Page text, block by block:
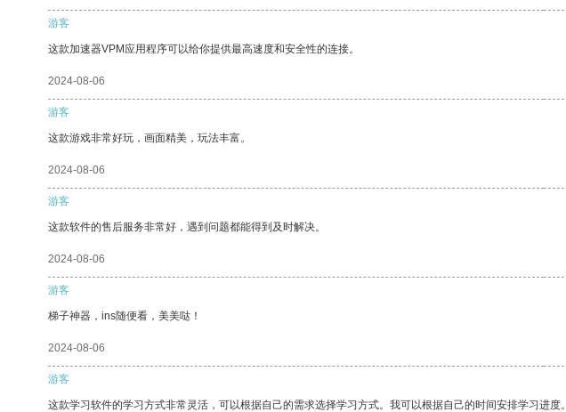
游客
这款加速器VPM应用程序可以给你提供最高速度和安全性的连接。
2024-08-06
游客
这款游戏非常好玩，画面精美，玩法丰富。
2024-08-06
游客
这款软件的售后服务非常好，遇到问题都能得到及时解决。
2024-08-06
游客
梯子神器，ins随便看，美美哒！
2024-08-06
游客
这款学习软件的学习方式非常灵活，可以根据自己的需求选择学习方式。我可以根据自己的时间安排学习进度。